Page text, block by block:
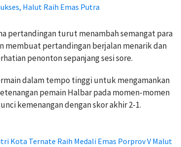
Halut Raih Emas Putra
pertandingan turut menambah semangat para
membuat pertandingan berjalan menarik dan
penonton sepanjang sesi sore.
dalam tempo tinggi untuk mengamankan
pemain Halbar pada momen-momen
kemenangan dengan skor akhir 2-1.
Kota Ternate Raih Medali Emas Porprov V Malut